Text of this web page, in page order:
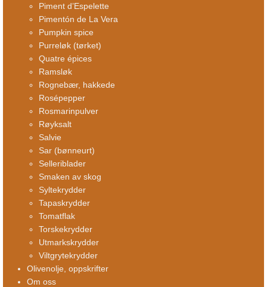
Piment d’Espelette
Pimentón de La Vera
Pumpkin spice
Purreløk (tørket)
Quatre épices
Ramsløk
Rognebær, hakkede
Rosépepper
Rosmarinpulver
Røyksalt
Salvie
Sar (bønneurt)
Selleriblader
Smaken av skog
Syltekrydder
Tapaskrydder
Tomatflak
Torskekrydder
Utmarkskrydder
Viltgrytekrydder
Olivenolje, oppskrifter
Om oss